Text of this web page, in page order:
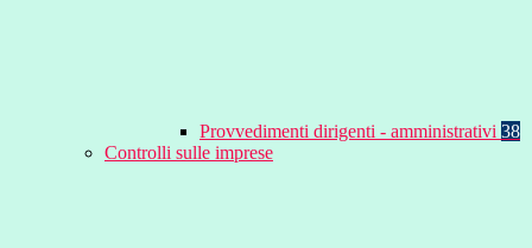
Provvedimenti dirigenti - amministrativi 38
Controlli sulle imprese